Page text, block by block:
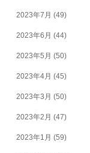
2023年7月 (49)
2023年6月 (44)
2023年5月 (50)
2023年4月 (45)
2023年3月 (50)
2023年2月 (47)
2023年1月 (59)